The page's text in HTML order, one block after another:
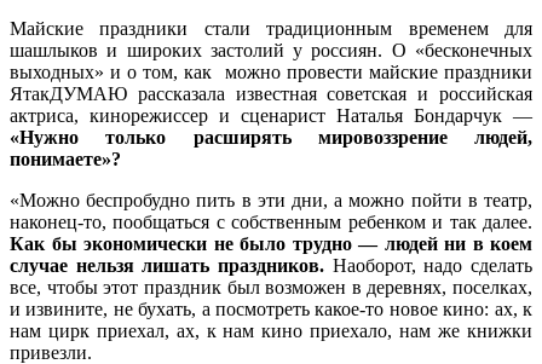
Майские праздники стали традиционным временем для
шашлыков и широких застолий у россиян. О «бесконечных
выходных» и о том, как можно провести майские праздники
ЯтакДУМАЮ рассказала известная советская и российская
актриса, кинорежиссер и сценарист Наталья Бондарчук —
«Нужно только расширять мировоззрение людей,
понимаете»?
«Можно беспробудно пить в эти дни, а можно пойти в театр,
наконец-то, пообщаться с собственным ребенком и так далее.
Как бы экономически не было трудно — людей ни в коем
случае нельзя лишать праздников. Наоборот, надо сделать
все, чтобы этот праздник был возможен в деревнях, поселках,
и извините, не бухать, а посмотреть какое-то новое кино: ах, к
нам цирк приехал, ах, к нам кино приехало, нам же книжки
привезли.